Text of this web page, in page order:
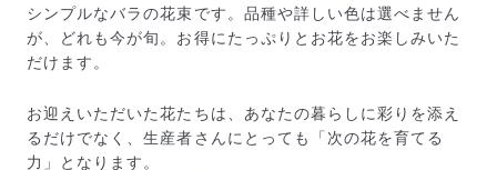
シンプルなバラの花束です。品種や詳しい色は選べません
が、どれも今が旬。お得にたっぷりとお花をお楽しみいた
だけます。
お迎えいただいた花たちは、あなたの暮らしに彩りを添え
るだけでなく、生産者さんにとっても「次の花を育てる
力」となります。